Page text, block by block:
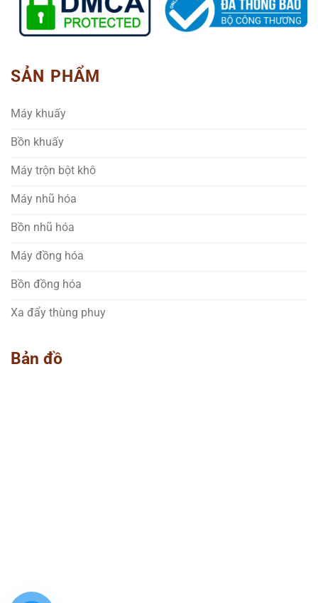
SẢN PHẨM
Máy khuấy
Bồn khuấy
Máy trộn bột khô
Máy nhũ hóa
Bồn nhũ hóa
Máy đồng hóa
Bồn đồng hóa
Xa đẩy thùng phuy
Bản đồ